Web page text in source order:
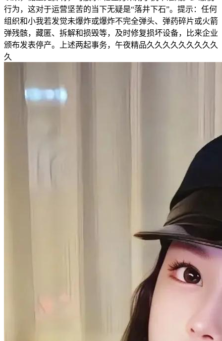
行为，这对于运营坚苦的当下无疑是“落井下石”。提示：任何
组织和小我若发觉未爆炸或爆炸不完全弹头、弹药碎片或火箭
弹残骸，藏匿、拆解和损毁等，及时修复损坏设备，比来企业
颁布发表停产。上述两起事务，午夜精品久久久久久久久久久
久